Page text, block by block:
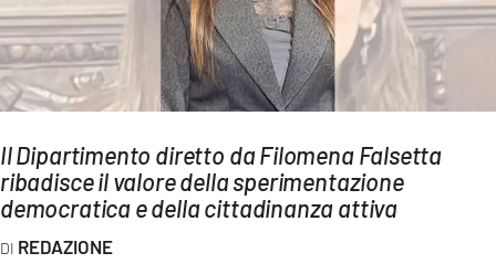
LAC TV
LAC NETWORK
LAC ONAIR
LaC
Network
Il Dipartimento diretto da Filomena Falsetta
ribadisce il valore della sperimentazione
democratica e della cittadinanza attiva
REDAZIONE